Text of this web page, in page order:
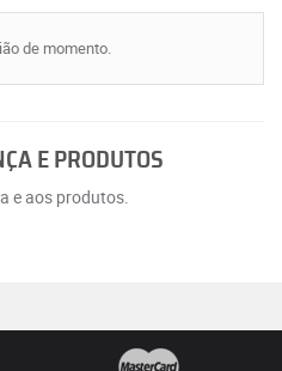
de momento.
E PRODUTOS
e aos produtos.